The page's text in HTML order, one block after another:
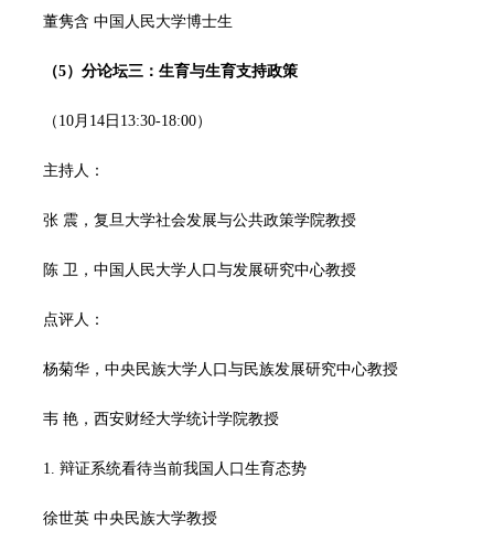
董隽含 中国人民大学博士生
（5）分论坛三：生育与生育支持政策
（10月14日13:30-18:00）
主持人：
张 震，复旦大学社会发展与公共政策学院教授
陈 卫，中国人民大学人口与发展研究中心教授
点评人：
杨菊华，中央民族大学人口与民族发展研究中心教授
韦 艳，西安财经大学统计学院教授
1. 辩证系统看待当前我国人口生育态势
徐世英 中央民族大学教授